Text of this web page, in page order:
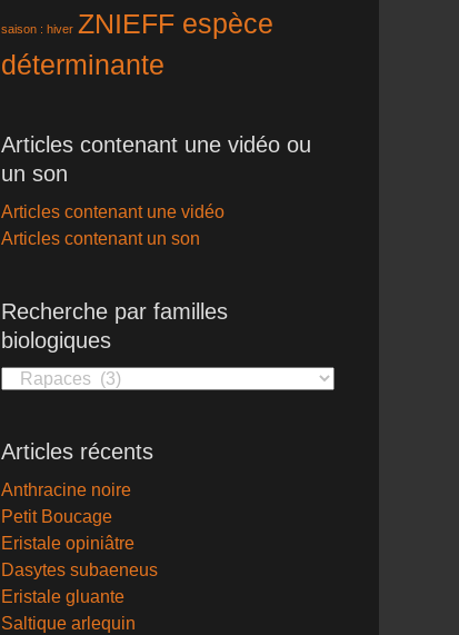
saison : hiver ZNIEFF espèce
déterminante
Articles contenant une vidéo ou
un son
Articles contenant une vidéo
Articles contenant un son
Recherche par familles
biologiques
Recherche
biologiques
Articles récents
Anthracine noire
Petit Boucage
Eristale opiniâtre
Dasytes subaeneus
Eristale gluante
Saltique arlequin